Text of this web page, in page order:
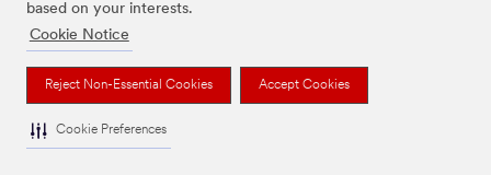
based on your interests.
Cookie Notice
Reject Non-Essential Cookies Accept Cookies
Cookie Preferences